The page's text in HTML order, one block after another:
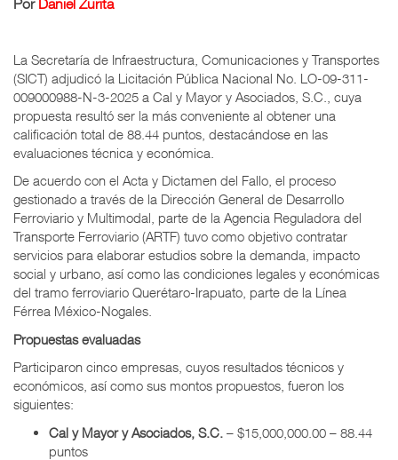
Por Daniel Zurita
La Secretaría de Infraestructura, Comunicaciones y Transportes
(SICT) adjudicó la Licitación Pública Nacional No. LO-09-311-
009000988-N-3-2025 a Cal y Mayor y Asociados, S.C., cuya
propuesta resultó ser la más conveniente al obtener una
calificación total de 88.44 puntos, destacándose en las
evaluaciones técnica y económica.
De acuerdo con el Acta y Dictamen del Fallo, el proceso
gestionado a través de la Dirección General de Desarrollo
Ferroviario y Multimodal, parte de la Agencia Reguladora del
Transporte Ferroviario (ARTF) tuvo como objetivo contratar
servicios para elaborar estudios sobre la demanda, impacto
social y urbano, así como las condiciones legales y económicas
del tramo ferroviario Querétaro-Irapuato, parte de la Línea
Férrea México-Nogales.
Propuestas evaluadas
Participaron cinco empresas, cuyos resultados técnicos y
económicos, así como sus montos propuestos, fueron los
siguientes:
Cal y Mayor y Asociados, S.C. – $15,000,000.00 – 88.44
puntos